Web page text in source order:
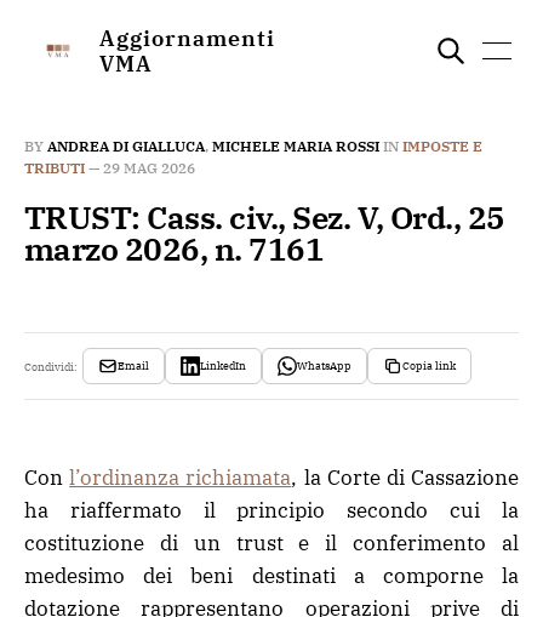
Aggiornamenti
VMA
BY ANDREA DI GIALLUCA, MICHELE MARIA ROSSI IN IMPOSTE E
TRIBUTI — 29 MAG 2026
TRUST: Cass. civ., Sez. V, Ord., 25
marzo 2026, n. 7161
Condividi: Email LinkedIn WhatsApp Copia link
Conl’ordinanza richiamata, la Corte di Cassazione
ha riaffermato il principio secondo cui la
costituzione di un trust e il conferimento al
medesimo dei beni destinati a comporne la
dotazione rappresentano operazioni prive di